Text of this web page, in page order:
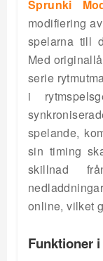
Sprunki
modifiering
spelarna till
Med
serie
i
spelande,
sin timing
skillnad
online, vilket
Funktioner